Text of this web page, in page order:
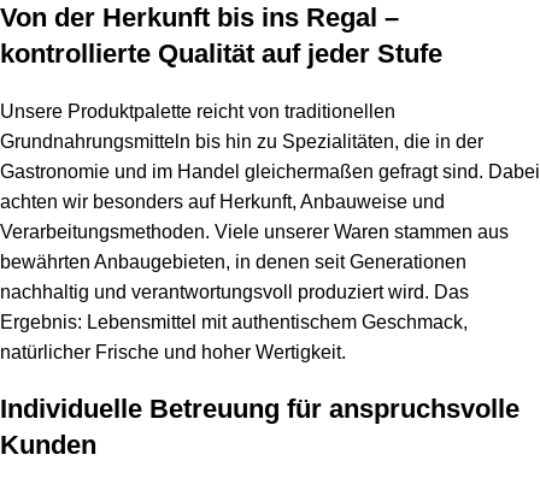
Von der Herkunft bis ins Regal –
kontrollierte Qualität auf jeder Stufe
Unsere Produktpalette reicht von traditionellen
Grundnahrungsmitteln bis hin zu Spezialitäten, die in der
Gastronomie und im Handel gleichermaßen gefragt sind. Dabei
achten wir besonders auf Herkunft, Anbauweise und
Verarbeitungsmethoden. Viele unserer Waren stammen aus
bewährten Anbaugebieten, in denen seit Generationen
nachhaltig und verantwortungsvoll produziert wird. Das
Ergebnis: Lebensmittel mit authentischem Geschmack,
natürlicher Frische und hoher Wertigkeit.
Individuelle Betreuung für anspruchsvolle
Kunden